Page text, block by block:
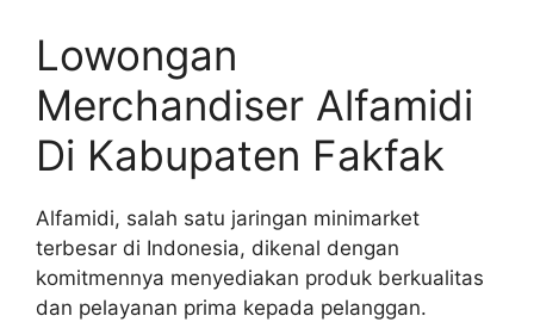
Lowongan
Merchandiser Alfamidi
Di Kabupaten Fakfak
Alfamidi, salah satu jaringan minimarket
terbesar di Indonesia, dikenal dengan
komitmennya menyediakan produk berkualitas
dan pelayanan prima kepada pelanggan.